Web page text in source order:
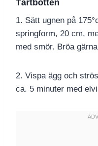
Tårtbotten
1. Sätt ugnen på
springform, 20 cm,
med smör. Bröa
2. Vispa ägg och
ca. 5 minuter med